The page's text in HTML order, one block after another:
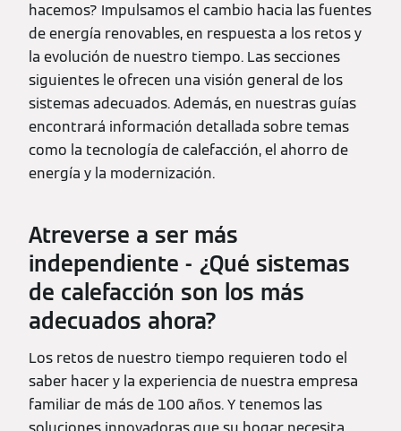
hacemos? Impulsamos el cambio hacia las fuentes
de energía renovables, en respuesta a los retos y
la evolución de nuestro tiempo. Las secciones
siguientes le ofrecen una visión general de los
sistemas adecuados. Además, en nuestras guías
encontrará información detallada sobre temas
como la tecnología de calefacción, el ahorro de
energía y la modernización.
Atreverse a ser más
independiente - ¿Qué sistemas
de calefacción son los más
adecuados ahora?
Los retos de nuestro tiempo requieren todo el
saber hacer y la experiencia de nuestra empresa
familiar de más de 100 años. Y tenemos las